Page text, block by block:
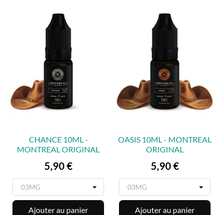
CHANCE 10ML -
MONTREAL ORIGINAL
Prix
5,90 €
Ajouter au panier
OASIS 10ML - MONTREAL
ORIGINAL
Prix
5,90 €
Ajouter au panier